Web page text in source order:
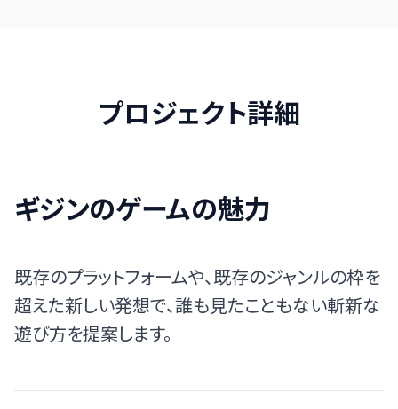
プロジェクト詳細
ギジンのゲームの魅力
既存のプラットフォームや、既存のジャンルの枠を
超えた新しい発想で、誰も見たこともない斬新な
遊び方を提案します。